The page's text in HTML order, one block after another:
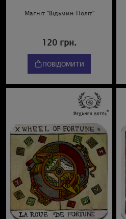
Магніт "Відьмин Політ"
120 грн.
ПОВІДОМИТИ